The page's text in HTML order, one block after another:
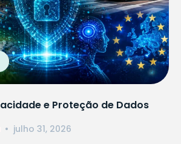
e Proteção de Dados
julho 31, 2026